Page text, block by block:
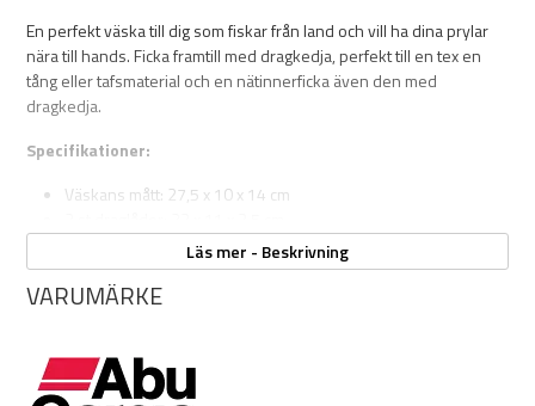
En perfekt väska till dig som fiskar från land och vill ha dina prylar
nära till hands. Ficka framtill med dragkedja, perfekt till en tex en
tång eller tafsmaterial och en nätinnerficka även den med
dragkedja.
Specifikationer:
Väskans mått: 27,5 x 10 x 14 cm
3 längsgående fack med löstagbara skiljeväggar
Justerbart bälte
Läs mer - Beskrivning
VARUMÄRKE